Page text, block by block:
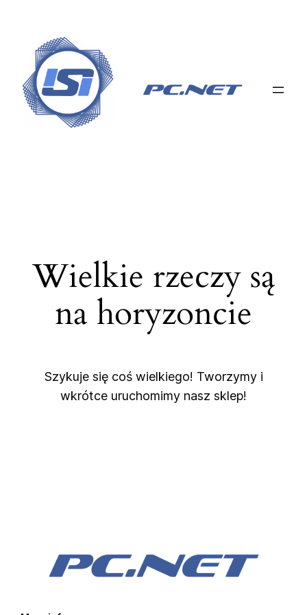
Wielkie rzeczy są
na horyzoncie
Szykuje się coś wielkiego! Tworzymy i
wkrótce uruchomimy nasz sklep!